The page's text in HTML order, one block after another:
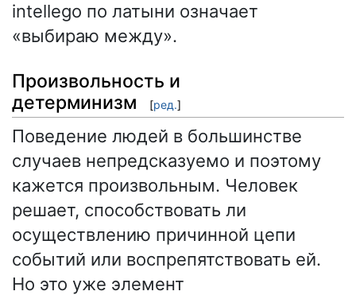
intellego по латыни означает
«выбираю между».
Произвольность и
детерминизм
[ред.]
Поведение людей в большинстве
случаев непредсказуемо и поэтому
кажется произвольным. Человек
решает, способствовать ли
осуществлению причинной цепи
событий или воспрепятствовать ей.
Но это уже элемент